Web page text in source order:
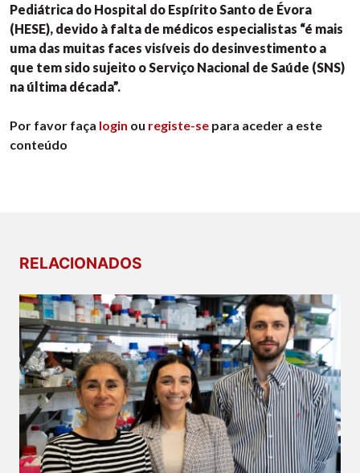
Pediátrica do Hospital do Espírito Santo de Évora
(HESE), devido à falta de médicos especialistas “é mais
uma das muitas faces visíveis do desinvestimento a
que tem sido sujeito o Serviço Nacional de Saúde (SNS)
na última década”.
Por favor faça login ou registe-se para aceder a este
conteúdo
RELACIONADOS